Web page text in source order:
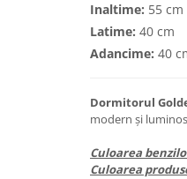
Inaltime: 55 cm
Latime: 40 cm
Adancime: 40
Dormitorul
modern și
Culoarea
Culoarea